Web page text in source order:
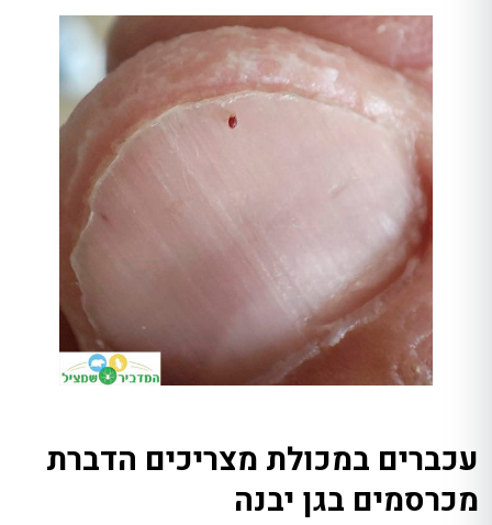
עכברים במכולת מצריכים הדברת
מכרסמים בגן יבנה